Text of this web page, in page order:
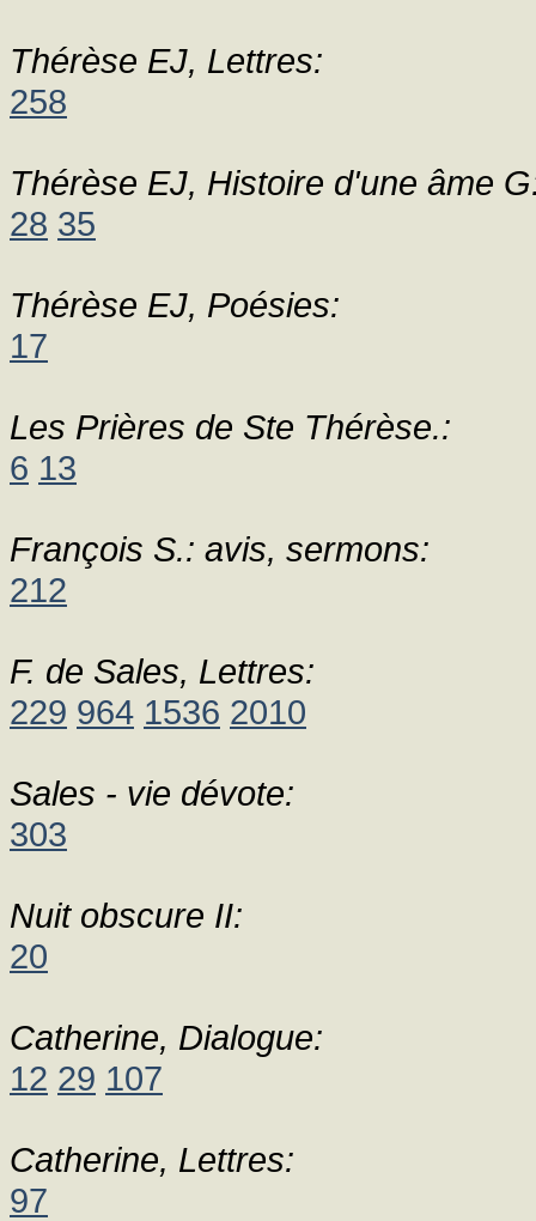
Thérèse EJ, Lettres:
258
Thérèse EJ, Histoire d'une âme
28 35
Thérèse EJ, Poésies:
17
Les Prières de Ste Thérèse.:
6 13
François S.: avis, sermons:
212
F. de Sales, Lettres:
229 964 1536 2010
Sales - vie dévote:
303
Nuit obscure II:
20
Catherine, Dialogue:
12 29 107
Catherine, Lettres:
97